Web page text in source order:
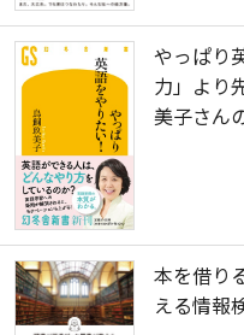
やっぱり
力」より
美子さん
本を借り
える情報